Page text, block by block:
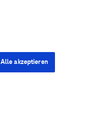
Alle akzeptieren